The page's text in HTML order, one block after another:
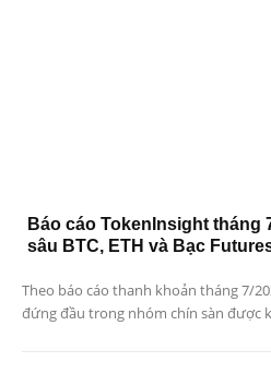
Báo cáo TokenInsight tháng
sâu BTC, ETH và Bạc
Theo báo cáo thanh khoản tháng 7/
đứng đầu trong nhóm chín sàn được